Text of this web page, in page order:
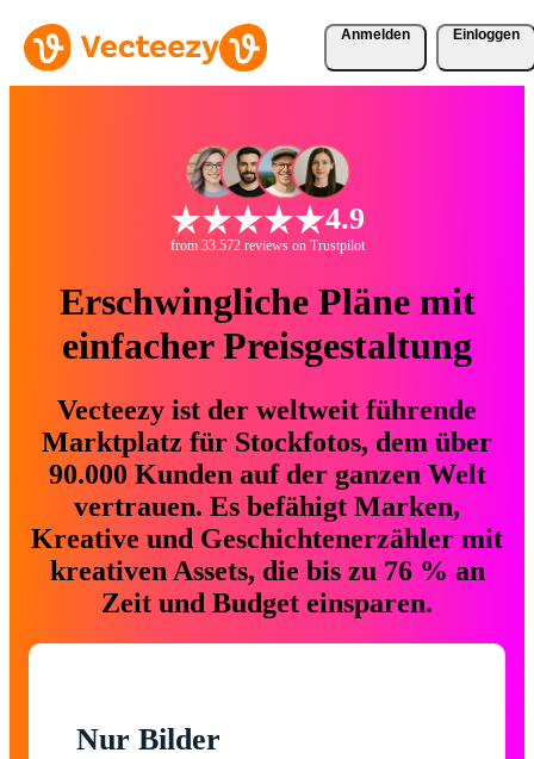
Anmelden Einloggen
4.9
from 33.572 reviews on Trustpilot
Erschwingliche Pläne mit
einfacher Preisgestaltung
Vecteezy ist der weltweit führende
Marktplatz für Stockfotos, dem über
90.000 Kunden auf der ganzen Welt
vertrauen. Es befähigt Marken,
Kreative und Geschichtenerzähler mit
kreativen Assets, die bis zu 76 % an
Zeit und Budget einsparen.
Nur Bilder